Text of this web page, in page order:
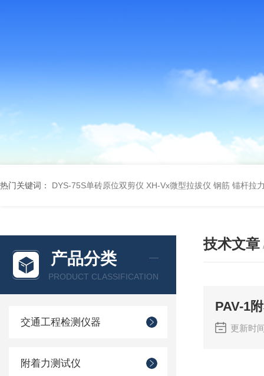
热门关键词： DYS-75S单砖原位双剪仪 XH-Vx微型拉拔仪 钢筋 锚杆拉
产品分类
PRODUCT CLASSIFICATION
交通工程检测仪器
附着力测试仪
技术文章
PAV-1
更新时